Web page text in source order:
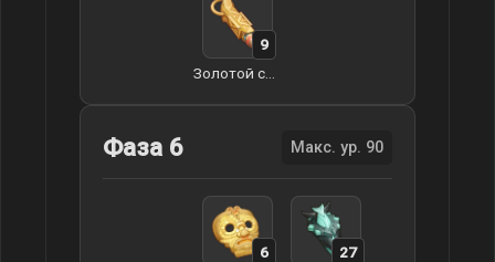
9
Фаза 6 Макс. ур. 90
6
27